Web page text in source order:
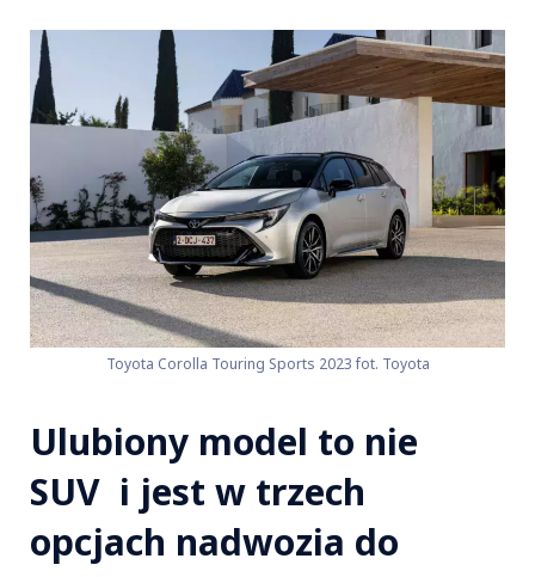
Toyota Corolla Touring Sports 2023 fot. Toyota
Ulubiony model to nie
SUV i jest w trzech
opcjach nadwozia do